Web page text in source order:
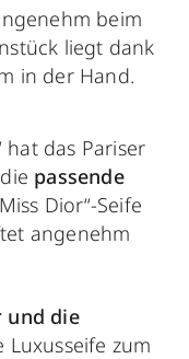
beim
liegt dank
in der Hand.
hat das Pariser
passende
Dior“-Seife
angenehm
und die
zum